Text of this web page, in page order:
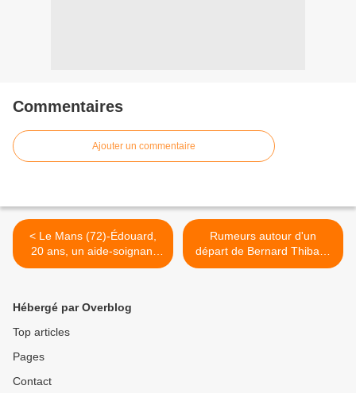
Commentaires
Ajouter un commentaire
< Le Mans (72)-Édouard,
20 ans, un aide-soignant
épanoui
Rumeurs autour d'un
départ de Bernard Thibault
>
Hébergé par Overblog
Top articles
Pages
Contact